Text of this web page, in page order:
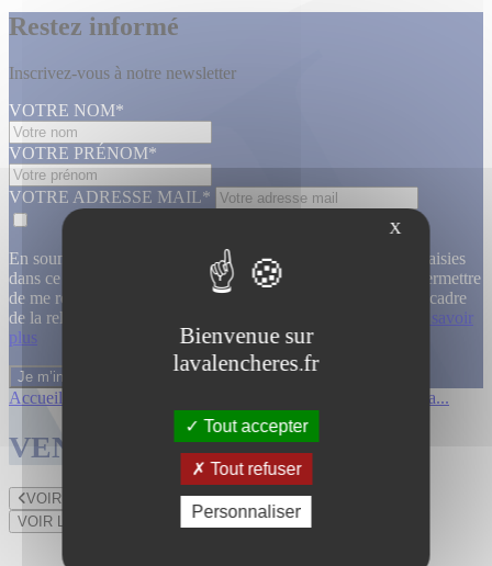
Restez informé
Inscrivez-vous à notre newsletter
VOTRE NOM*
VOTRE PRÉNOM*
VOTRE ADRESSE MAIL*
En soumettant ce formulaire, j’accepte que les informations saisies
dans ce formulaire soient utilisées, exploitées, traitées pour permettre
de me recontacter, pour m’envoyer des informations, dans le cadre
de la relation commerciale qui découle de cette demande.
En savoir
plus
Accueil Affiches cinema...
VENTES TERMINÉES
VOIR LE LOT PRÉCÉDENT
VOIR LE LOT SUIVANT
X
Bienvenue sur
lavalencheres.fr
Tout accepter
Tout refuser
Personnaliser